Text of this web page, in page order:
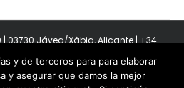
| 03730 Jávea/Xàbia, Alicante | +34
Restaurant | All Rights Reserved |
|Powered by Insertcom
y de terceros para para elaborar
y asegurar que damos la mejor